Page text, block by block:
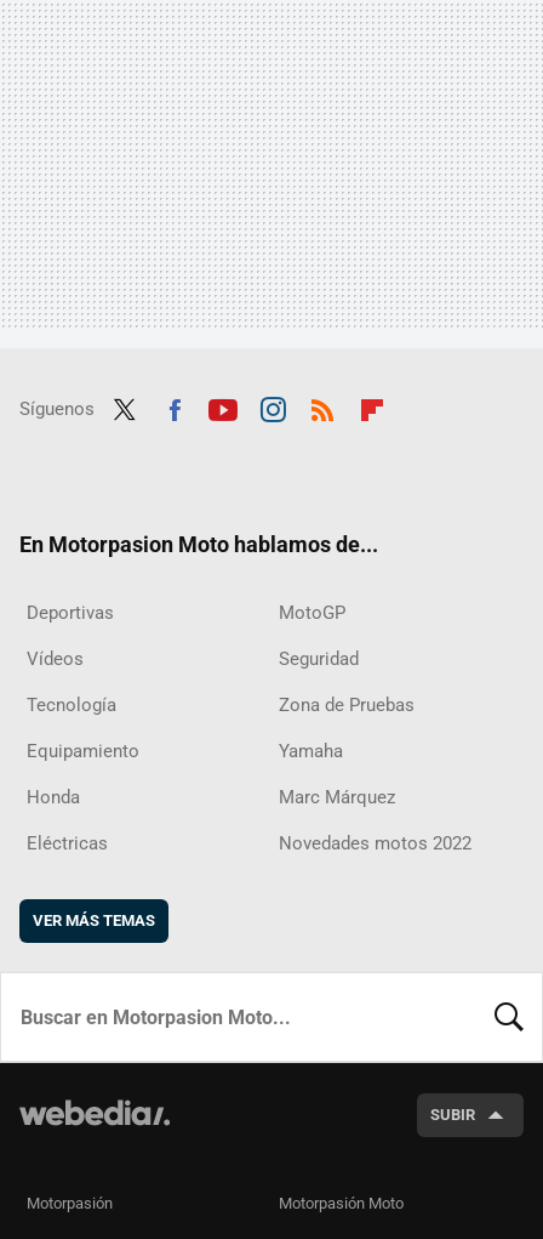
Síguenos
En Motorpasion Moto hablamos de...
Deportivas MotoGP
Vídeos Seguridad
Tecnología Zona de Pruebas
Equipamiento Yamaha
Honda Marc Márquez
Eléctricas Novedades motos 2022
VER MÁS TEMAS
SUBIR
Motorpasión Motorpasión Moto